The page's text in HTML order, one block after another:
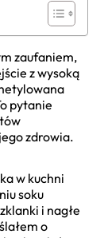
zaufaniem,
z wysoką
pytanie
zdrowia.
w kuchni
soku
i nagłe
o